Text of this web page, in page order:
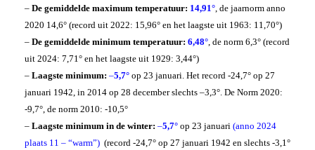
– De gemiddelde maximum temperatuur: 14,91°, de jaarnorm anno
2020 14,6° (record uit 2022: 15,96° en het laagste uit 1963: 11,70°)
– De gemiddelde minimum temperatuur: 6,48°, de norm 6,3° (record
uit 2024: 7,71° en het laagste uit 1929: 3,44°)
– Laagste minimum: –5,7° op 23 januari. Het record -24,7° op 27
januari 1942, in 2014 op 28 december slechts –3,3°. De Norm 2020:
-9,7°, de norm 2010: -10,5°
– Laagste minimum in de winter: –5,7° op 23 januari (anno 2024
plaats 11 – “warm”) (record -24,7° op 27 januari 1942 en slechts -3,1°